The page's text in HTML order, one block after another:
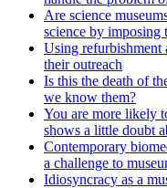
Are science
science by imposing
Using refurbishment
their outreach
Is this the death of
we know them?
You are more likely
shows a little doubt
Contemporary
a challenge to
Idiosyncracy as a